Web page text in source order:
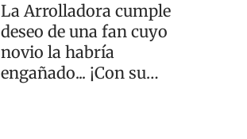
La Arrolladora cumple
deseo de una fan cuyo
novio la habría
engañado... ¡Con su